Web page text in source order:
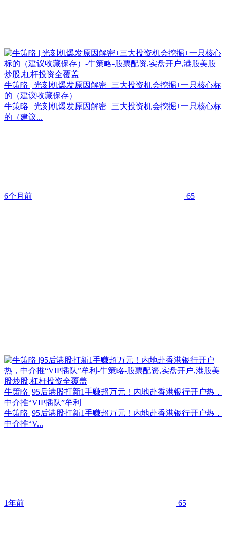
牛策略 | 光刻机爆发原因解密+三大投资机会挖掘+一只核心标
的（建议收藏保存）
牛策略 | 光刻机爆发原因解密+三大投资机会挖掘+一只核心标
的（建议...
6个月前 65
牛策略 |95后港股打新1手赚超万元！内地赴香港银行开户热，
中介推“VIP插队”牟利
牛策略 |95后港股打新1手赚超万元！内地赴香港银行开户热，
中介推“V...
1年前 65